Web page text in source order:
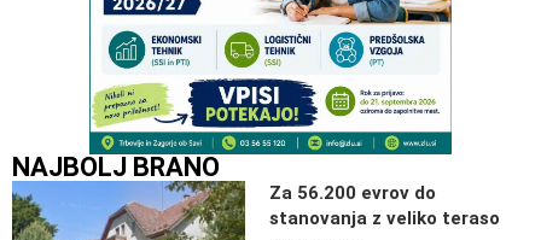
NAJBOLJ BRANO
Za 56.200 evrov do
stanovanja z veliko teraso